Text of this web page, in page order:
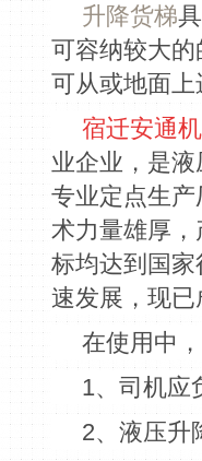
升降货梯
可容纳较大
可从或地面
宿迁安通
业企业，是
专业定点生
术力量雄厚
标均达到国
速发展，现
在使用中
1、司机应
2、液压升